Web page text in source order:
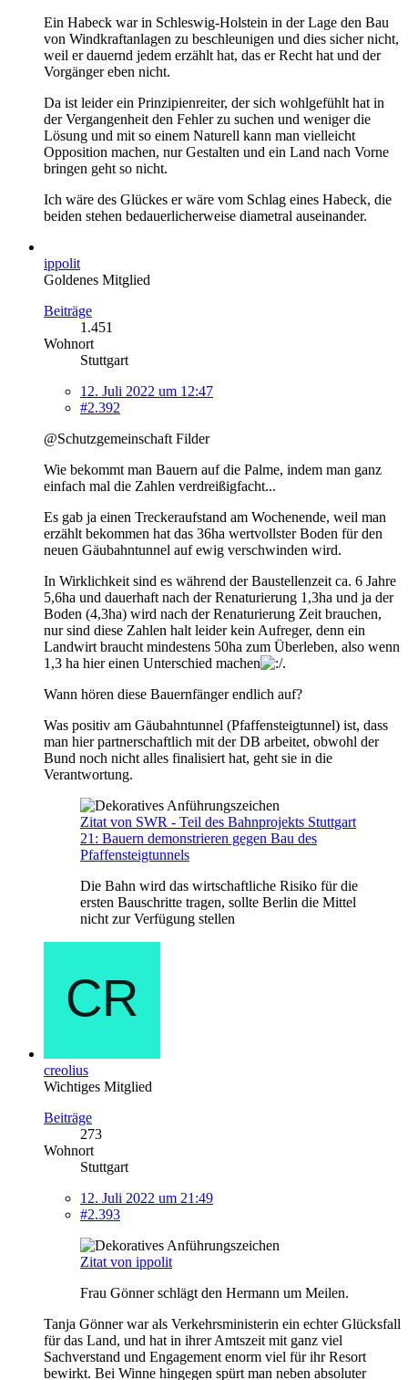
Ein Habeck war in Schleswig-Holstein in der Lage den Bau
von Windkraftanlagen zu beschleunigen und dies sicher nicht,
weil er dauernd jedem erzählt hat, das er Recht hat und der
Vorgänger eben nicht.
Da ist leider ein Prinzipienreiter, der sich wohlgefühlt hat in
der Vergangenheit den Fehler zu suchen und weniger die
Lösung und mit so einem Naturell kann man vielleicht
Opposition machen, nur Gestalten und ein Land nach Vorne
bringen geht so nicht.
Ich wäre des Glückes er wäre vom Schlag eines Habeck, die
beiden stehen bedauerlicherweise diametral auseinander.
ippolit
Goldenes Mitglied
Beiträge
1.451
Wohnort
Stuttgart
12. Juli 2022 um 12:47
#2.392
@Schutzgemeinschaft Filder
Wie bekommt man Bauern auf die Palme, indem man ganz
einfach mal die Zahlen verdreißigfacht...
Es gab ja einen Treckeraufstand am Wochenende, weil man
erzählt bekommen hat das 36ha wertvollster Boden für den
neuen Gäubahntunnel auf ewig verschwinden wird.
In Wirklichkeit sind es während der Baustellenzeit ca. 6 Jahre
5,6ha und dauerhaft nach der Renaturierung 1,3ha und ja der
Boden (4,3ha) wird nach der Renaturierung Zeit brauchen,
nur sind diese Zahlen halt leider kein Aufreger, denn ein
Landwirt braucht mindestens 50ha zum Überleben, also wenn
1,3 ha hier einen Unterschied machen
.
Wann hören diese Bauernfänger endlich auf?
Was positiv am Gäubahntunnel (Pfaffensteigtunnel) ist, dass
man hier partnerschaftlich mit der DB arbeitet, obwohl der
Bund noch nicht alles finalisiert hat, geht sie in die
Verantwortung.
Zitat von SWR - Teil des Bahnprojekts Stuttgart
21: Bauern demonstrieren gegen Bau des
Pfaffensteigtunnels
Die Bahn wird das wirtschaftliche Risiko für die
ersten Bauschritte tragen, sollte Berlin die Mittel
nicht zur Verfügung stellen
creolius
Wichtiges Mitglied
Beiträge
273
Wohnort
Stuttgart
12. Juli 2022 um 21:49
#2.393
Zitat von ippolit
Frau Gönner schlägt den Hermann um Meilen.
Tanja Gönner war als Verkehrsministerin ein echter Glücksfall
für das Land, und hat in ihrer Amtszeit mit ganz viel
Sachverstand und Engagement enorm viel für ihr Resort
bewirkt. Bei Winne hingegen spürt man neben absoluter